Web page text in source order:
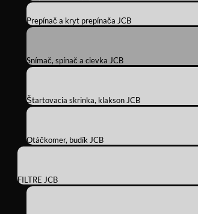
Prepínač a kryt prepínača JCB
Snímač, spínač a cievka JCB
Štartovacia skrinka, klakson JCB
Otáčkomer, budík JCB
FILTRE JCB